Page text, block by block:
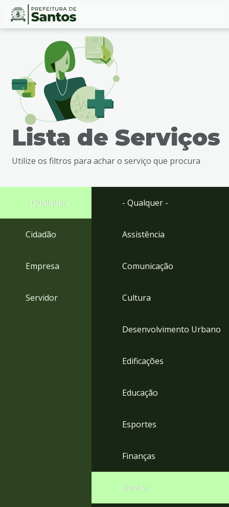
Ir
busca
Ir
rodapé
Conteúdo
Lista de Serviços
Utilize os filtros para achar o serviço que procura
- Qualquer -
Cidadão
Empresa
Servidor
- Qualquer -
Assistência
Comunicação
Cultura
Desenvolvimento Urbano
Edificações
Educação
Esportes
Finanças
Gestão